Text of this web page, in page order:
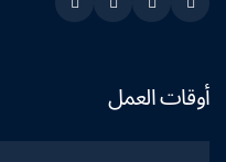
Snapchat
Twitter
Linkedin
Instagram
أوقات العمل